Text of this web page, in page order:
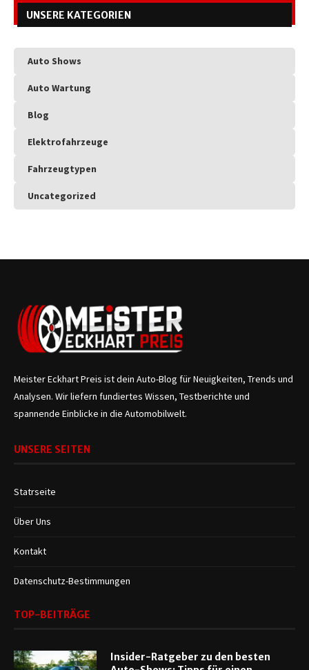
UNSERE KATEGORIEN
Auto Shows
Auto Wartung
Blog
Elektrofahrzeuge
Fahrzeugtypen
Uncategorized
Meister Eckhart Preis ist dein Auto-Blog für Neuigkeiten, Trends und
Analysen. Wir liefern fundiertes Wissen, Testberichte und
spannende Einblicke in die Automobilwelt.
UNSERE SEITEN
Statrseite
Über Uns
Kontakt
Datenschutz-Bestimmungen
TOP-BEITRÄGE
Insider-Ratgeber zu den besten